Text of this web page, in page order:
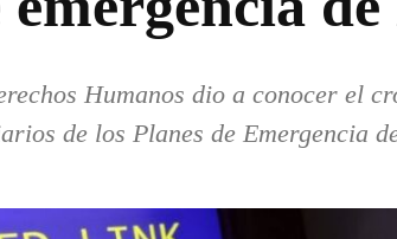
Humanos dio a conocer el
de los Planes de Emergencia